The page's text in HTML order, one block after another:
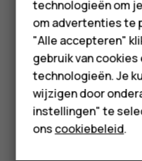
HMD Terra
Voor
Tablets
Shop
niet meer. Raadpleeg
geïnstalleerde app voor
Een uitgeschakelde
U kunt een
lijst met apps.
Tik opInstellingen
technologieën om
om advertenties te
"Alle accepteren"
gebruik van
technologieën. Je
wijzigen door
instellingen" te
onscookiebeleid.